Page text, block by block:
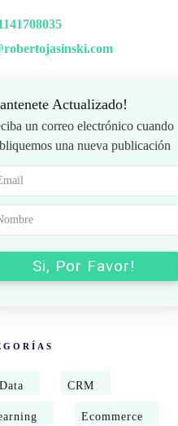
Actualizado!
un correo electrónico cuando
una nueva publicación
Si, Por Favor!
CRM
Ecommerce